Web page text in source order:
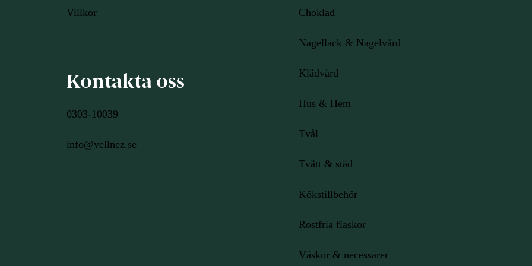
Villkor
Kontakta oss
0303-10039
info@vellnez.se
Choklad
Nagellack & Nagelvård
Klädvård
Hus & Hem
Tvål
Tvätt & städ
Kökstillbehör
Rostfria flaskor
Väskor & necessärer